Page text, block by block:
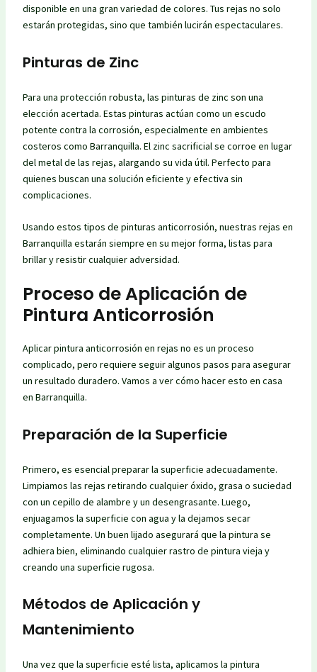
disponible en una gran variedad de colores. Tus rejas no solo
estarán protegidas, sino que también lucirán espectaculares.
Pinturas de Zinc
Para una protección robusta, las pinturas de zinc son una
elección acertada. Estas pinturas actúan como un escudo
potente contra la corrosión, especialmente en ambientes
costeros como Barranquilla. El zinc sacrificial se corroe en lugar
del metal de las rejas, alargando su vida útil. Perfecto para
quienes buscan una solución eficiente y efectiva sin
complicaciones.
Usando estos tipos de pinturas anticorrosión, nuestras rejas en
Barranquilla estarán siempre en su mejor forma, listas para
brillar y resistir cualquier adversidad.
Proceso de Aplicación de
Pintura Anticorrosión
Aplicar pintura anticorrosión en rejas no es un proceso
complicado, pero requiere seguir algunos pasos para asegurar
un resultado duradero. Vamos a ver cómo hacer esto en casa
en Barranquilla.
Preparación de la Superficie
Primero, es esencial preparar la superficie adecuadamente.
Limpiamos las rejas retirando cualquier óxido, grasa o suciedad
con un cepillo de alambre y un desengrasante. Luego,
enjuagamos la superficie con agua y la dejamos secar
completamente. Un buen lijado asegurará que la pintura se
adhiera bien, eliminando cualquier rastro de pintura vieja y
creando una superficie rugosa.
Métodos de Aplicación y
Mantenimiento
Una vez que la superficie esté lista, aplicamos la pintura